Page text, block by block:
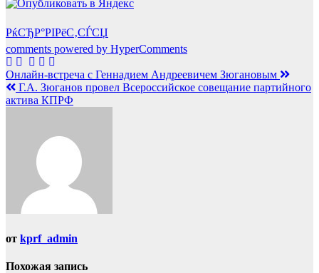
РќСЂР°РІРёС‚СЃСЏ
comments powered by HyperComments
Навигация
по
Онлайн-встреча с Геннадием Андреевичем Зюгановым
Г.А. Зюганов провел Всероссийское совещание партийного
актива КПРФ
от kprf_admin
Похожая запись